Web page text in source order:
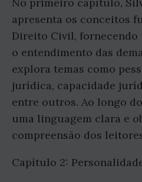
No primeiro capítulo,
apresenta os conceitos
Direito Civil, fornecendo
o entendimento das
explora temas como
jurídica, capacidade
entre outros. Ao longo
uma linguagem clara e
compreensão dos
Capítulo 2: